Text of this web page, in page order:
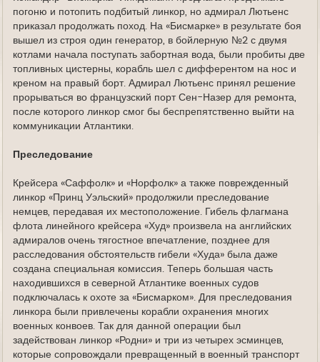
погоню и потопить подбитый линкор, но адмирал Лютьенс
приказал продолжать поход. На «Бисмарке» в результате боя
вышел из строя один генератор, в бойлерную №2 с двумя
котлами начала поступать забортная вода, были пробиты две
топливных цистерны, корабль шел с дифферентом на нос и
креном на правый борт. Адмирал Лютьенс принял решение
прорываться во французский порт Сен-Назер для ремонта,
после которого линкор смог бы беспрепятственно выйти на
коммуникации Атлантики.
Преследование
Крейсера «Саффолк» и «Норфолк» а также поврежденный
линкор «Принц Уэльский» продолжили преследование
немцев, передавая их местоположение. Гибель флагмана
флота линейного крейсера «Худ» произвела на английских
адмиралов очень тягостное впечатление, позднее для
расследования обстоятельств гибели «Худа» была даже
создана специальная комиссия. Теперь большая часть
находившихся в северной Атлантике военных судов
подключалась к охоте за «Бисмарком». Для преследования
линкора были привлечены корабли охранения многих
военных конвоев. Так для данной операции был
задействован линкор «Родни» и три из четырех эсминцев,
которые сопровождали превращенный в военный транспорт